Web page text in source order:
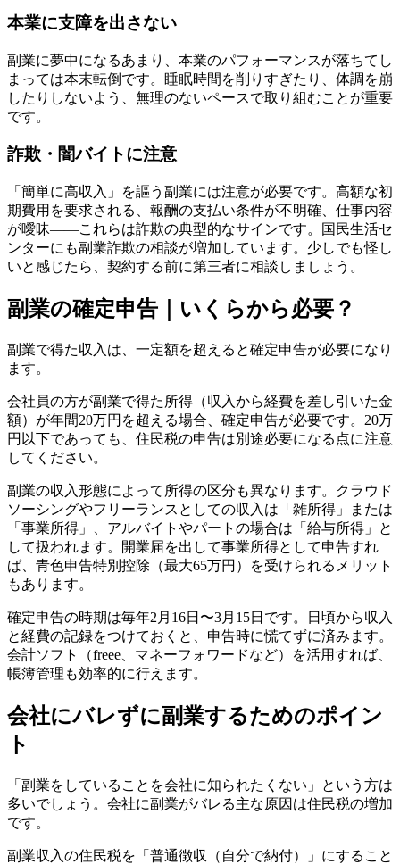
本業に支障を出さない
副業に夢中になるあまり、本業のパフォーマンスが落ちてし
まっては本末転倒です。睡眠時間を削りすぎたり、体調を崩
したりしないよう、無理のないペースで取り組むことが重要
です。
詐欺・闇バイトに注意
「簡単に高収入」を謳う副業には注意が必要です。高額な初
期費用を要求される、報酬の支払い条件が不明確、仕事内容
が曖昧——これらは詐欺の典型的なサインです。国民生活セ
ンターにも副業詐欺の相談が増加しています。少しでも怪し
いと感じたら、契約する前に第三者に相談しましょう。
副業の確定申告｜いくらから必要？
副業で得た収入は、一定額を超えると確定申告が必要になり
ます。
会社員の方が副業で得た所得（収入から経費を差し引いた金
額）が年間20万円を超える場合、確定申告が必要です。20万
円以下であっても、住民税の申告は別途必要になる点に注意
してください。
副業の収入形態によって所得の区分も異なります。クラウド
ソーシングやフリーランスとしての収入は「雑所得」または
「事業所得」、アルバイトやパートの場合は「給与所得」と
して扱われます。開業届を出して事業所得として申告すれ
ば、青色申告特別控除（最大65万円）を受けられるメリット
もあります。
確定申告の時期は毎年2月16日〜3月15日です。日頃から収入
と経費の記録をつけておくと、申告時に慌てずに済みます。
会計ソフト（freee、マネーフォワードなど）を活用すれば、
帳簿管理も効率的に行えます。
会社にバレずに副業するためのポイン
ト
「副業をしていることを会社に知られたくない」という方は
多いでしょう。会社に副業がバレる主な原因は住民税の増加
です。
副業収入の住民税を「普通徴収（自分で納付）」にすること